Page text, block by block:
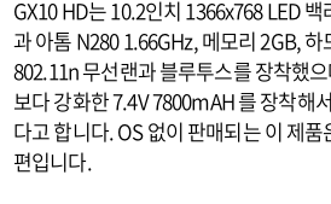
GX10 HD는 10.2인치 1366x768 LED
과 아톰 N280 1.66GHz, 메모리 2GB,
802.11n 무선랜과 블루투스를 장착했
보다 강화한 7.4V 7800mAH 를 장착해
다고 합니다. OS 없이 판매되는 이 제
편입니다.